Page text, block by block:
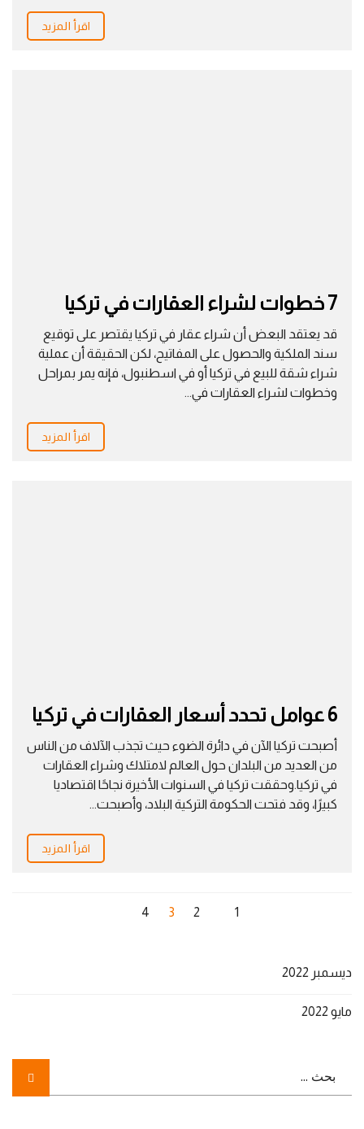
اقرأ المزيد
7 خطوات لشراء العقارات في تركيا
قد يعتقد البعض أن شراء عقار في تركيا يقتصر على توقيع
سند الملكية والحصول على المفاتيح، لكن الحقيقة أن عملية
شراء شقة للبيع في تركيا أو في اسطنبول، فإنه يمر بمراحل
وخطوات لشراء العقارات في...
اقرأ المزيد
6 عوامل تحدد أسعار العقارات في تركيا
أصبحت تركيا الآن في دائرة الضوء حيث تجذب الآلاف من الناس
من العديد من البلدان حول العالم لامتلاك وشراء العقارات
في تركيا.وحققت تركيا في السنوات الأخيرة نجاحًا اقتصاديا
كبيرًا، وقد فتحت الحكومة التركية البلاد، وأصبحت...
اقرأ المزيد
1
2
3
4
ديسمبر 2022
مايو 2022